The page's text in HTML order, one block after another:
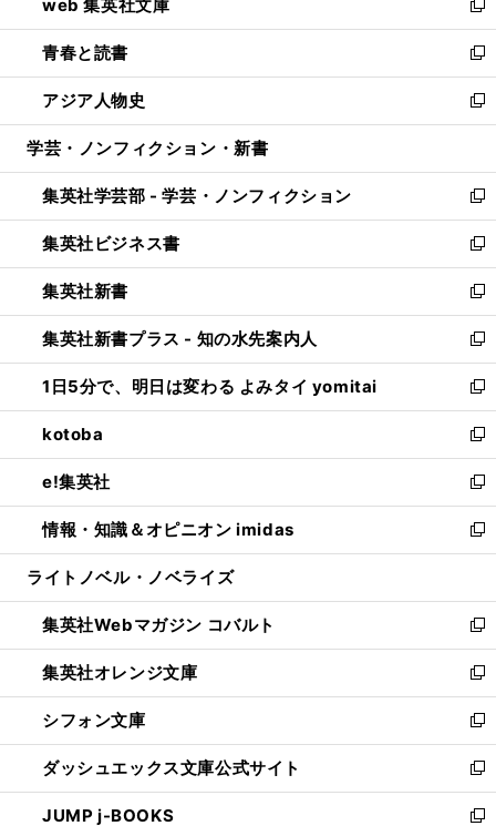
ド
ウ
で
開
く
ィ
ン
ド
ウ
で
開
い
ウ
ィ
ン
ド
ウ
開
く
web 集英社文庫
新
し
い
ウ
ィ
ン
ウ
で
開
く
青春と読書
新
し
い
ウ
ン
ド
ウ
で
開
く
アジア人物史
新
し
ウ
ィ
ン
ド
ウ
で
開
く
学芸・ノンフィクション・新書
集英社学芸部 - 学芸・ノンフィクション
新
し
い
ウ
ィ
ン
ド
ウ
で
開
く
集英社ビジネス書
新
し
い
ウ
ィ
ン
ド
ウ
で
開
く
集英社新書
新
し
い
ウ
ィ
ン
ド
ウ
で
開
く
集英社新書プラス - 知の水先案内人
新
し
い
ウ
ィ
ン
ド
ウ
で
開
1日5分で、明日は変わる よみタイ yomitai
新
し
い
ウ
ィ
ン
ド
ウ
開
く
kotoba
新
し
い
ウ
ィ
ン
ウ
で
開
く
e!集英社
新
し
い
ウ
ン
ド
ウ
で
開
く
情報・知識＆オピニオン imidas
新
し
ウ
ィ
ン
ド
ウ
で
開
く
ライトノベル・ノベライズ
集英社Webマガジン コバルト
新
し
い
ウ
ィ
ン
ド
ウ
で
集英社オレンジ文庫
新
し
い
ウ
ィ
ン
ド
シフォン文庫
新
し
い
ウ
ィ
ダッシュエックス文庫公式サイト
新
し
い
JUMP j-BOOKS
新